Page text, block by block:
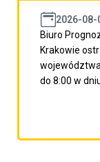
2026-08-
Biuro
Krakowie
do 8:00 w
porzpedniego